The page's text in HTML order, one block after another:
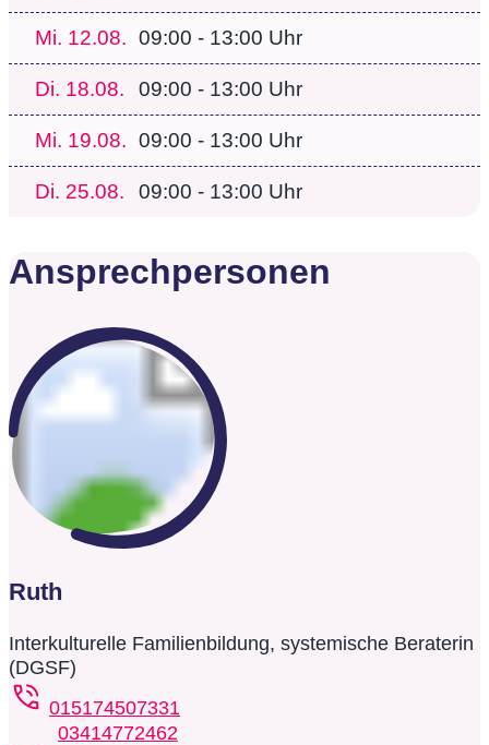
Mi. 12.08. 09:00 - 13:00 Uhr
Di. 18.08. 09:00 - 13:00 Uhr
Mi. 19.08. 09:00 - 13:00 Uhr
Di. 25.08. 09:00 - 13:00 Uhr
Ansprechpersonen
Ruth
Interkulturelle Familienbildung, systemische Beraterin
(DGSF)
015174507331
03414772462